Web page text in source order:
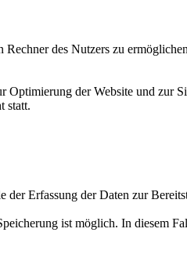
des Nutzers zu
der Website und zur
statt.
Erfassung der Daten zur
ist möglich. In diesem